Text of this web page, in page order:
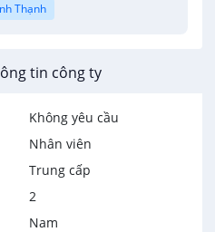
Thạnh
tin công ty
Không yêu cầu
Nhân viên
Trung cấp
2
Nam